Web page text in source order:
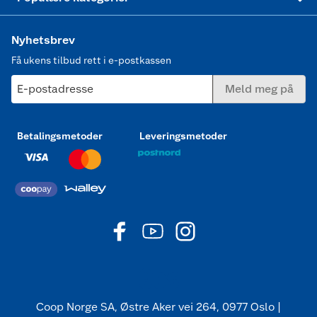
Nyhetsbrev
Få ukens tilbud rett i e-postkassen
E-postadresse Meld meg på
Betalingsmetoder Leveringsmetoder
Coop Norge SA, Østre Aker vei 264, 0977 Oslo |